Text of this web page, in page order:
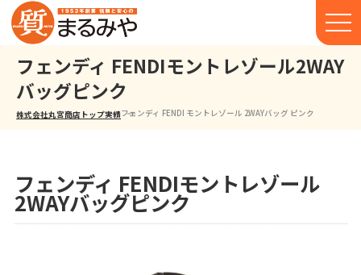
フェンディ FENDIモントレゾール2WAY
バッグピンク
株式会社丸宮商店トップ⁩実績フェンディ FENDI モントレゾール 2WAYバッグ ピンク
フェンディ FENDIモントレゾール
2WAYバッグピンク